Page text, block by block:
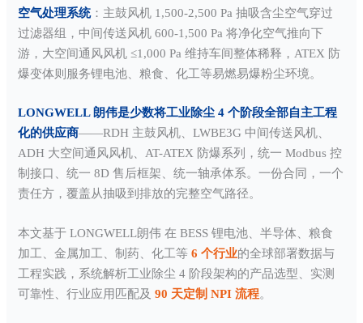
空气处理系统：主鼓风机 1,500-2,500 Pa 抽吸含尘空气穿过
过滤器组，中间传送风机 600-1,500 Pa 将净化空气推向下
游，大空间通风风机 ≤1,000 Pa 维持车间整体稀释，ATEX 防
爆变体则服务锂电池、粮食、化工等易燃易爆粉尘环境。
LONGWELL 朗伟是少数将工业除尘 4 个阶段全部自主工程
化的供应商——RDH 主鼓风机、LWBE3G 中间传送风机、
ADH 大空间通风风机、AT-ATEX 防爆系列，统一 Modbus 控
制接口、统一 8D 售后框架、统一轴承体系。一份合同，一个
责任方，覆盖从抽吸到排放的完整空气路径。
本文基于 LONGWELL朗伟 在 BESS 锂电池、半导体、粮食
加工、金属加工、制药、化工等6 个行业的全球部署数据与
工程实践，系统解析工业除尘 4 阶段架构的产品选型、实测
可靠性、行业应用匹配及90 天定制 NPI 流程。